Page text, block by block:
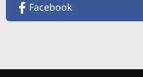
Facebook